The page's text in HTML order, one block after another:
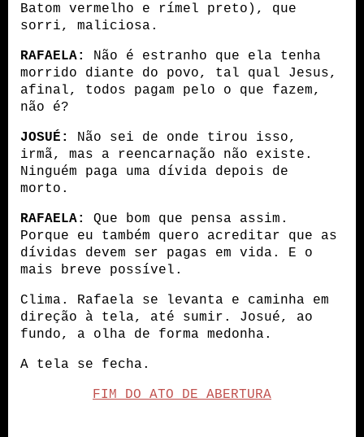
Batom vermelho e rímel preto), que
sorri, maliciosa.
RAFAELA:
Não é estranho que ela tenha
morrido diante do povo, tal qual Jesus,
afinal, todos pagam pelo o que fazem,
não é?
JOSUÉ:
Não sei de onde tirou isso,
irmã, mas a reencarnação não existe.
Ninguém paga uma dívida depois de
morto.
RAFAELA:
Que bom que pensa assim.
Porque eu também quero acreditar que as
dívidas devem ser pagas em vida. E o
mais breve possível.
Clima. Rafaela se levanta e caminha em
direção à tela, até sumir. Josué, ao
fundo, a olha de forma medonha.
A tela se fecha.
FIM DO ATO DE ABERTURA